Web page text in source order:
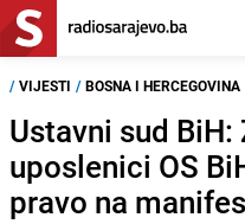
/ VIJESTI / BOSNA I HERCEGOVINA
Ustavni sud
uposlenici OS
pravo na